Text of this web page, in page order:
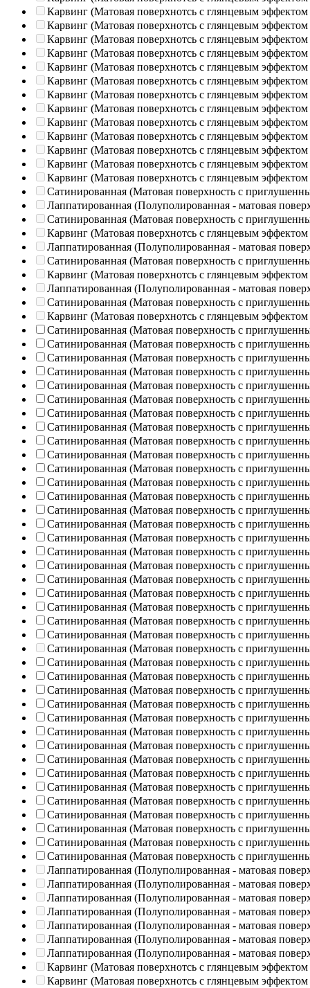
Карвинг (Матовая поверхнотсь с глянцевым эффектом
Карвинг (Матовая поверхнотсь с глянцевым эффектом
Карвинг (Матовая поверхнотсь с глянцевым эффектом
Карвинг (Матовая поверхнотсь с глянцевым эффектом
Карвинг (Матовая поверхнотсь с глянцевым эффектом
Карвинг (Матовая поверхнотсь с глянцевым эффектом
Карвинг (Матовая поверхнотсь с глянцевым эффектом
Карвинг (Матовая поверхнотсь с глянцевым эффектом
Карвинг (Матовая поверхнотсь с глянцевым эффектом
Карвинг (Матовая поверхнотсь с глянцевым эффектом
Карвинг (Матовая поверхнотсь с глянцевым эффектом
Карвинг (Матовая поверхнотсь с глянцевым эффектом
Карвинг (Матовая поверхнотсь с глянцевым эффектом
Сатинированная (Матовая поверхность с
Лаппатированная (Полуполированная - матовая
Сатинированная (Матовая поверхность с
Карвинг (Матовая поверхнотсь с глянцевым эффектом
Лаппатированная (Полуполированная - матовая
Сатинированная (Матовая поверхность с
Карвинг (Матовая поверхнотсь с глянцевым эффектом
Лаппатированная (Полуполированная - матовая
Сатинированная (Матовая поверхность с
Карвинг (Матовая поверхнотсь с глянцевым эффектом
Сатинированная (Матовая поверхность с
Сатинированная (Матовая поверхность с
Сатинированная (Матовая поверхность с
Сатинированная (Матовая поверхность с
Сатинированная (Матовая поверхность с
Сатинированная (Матовая поверхность с
Сатинированная (Матовая поверхность с
Сатинированная (Матовая поверхность с
Сатинированная (Матовая поверхность с
Сатинированная (Матовая поверхность с
Сатинированная (Матовая поверхность с
Сатинированная (Матовая поверхность с
Сатинированная (Матовая поверхность с
Сатинированная (Матовая поверхность с
Сатинированная (Матовая поверхность с
Сатинированная (Матовая поверхность с
Сатинированная (Матовая поверхность с
Сатинированная (Матовая поверхность с
Сатинированная (Матовая поверхность с
Сатинированная (Матовая поверхность с
Сатинированная (Матовая поверхность с
Сатинированная (Матовая поверхность с
Сатинированная (Матовая поверхность с
Сатинированная (Матовая поверхность с
Сатинированная (Матовая поверхность с
Сатинированная (Матовая поверхность с
Сатинированная (Матовая поверхность с
Сатинированная (Матовая поверхность с
Сатинированная (Матовая поверхность с
Сатинированная (Матовая поверхность с
Сатинированная (Матовая поверхность с
Сатинированная (Матовая поверхность с
Сатинированная (Матовая поверхность с
Сатинированная (Матовая поверхность с
Сатинированная (Матовая поверхность с
Сатинированная (Матовая поверхность с
Сатинированная (Матовая поверхность с
Сатинированная (Матовая поверхность с
Сатинированная (Матовая поверхность с
Лаппатированная (Полуполированная - матовая
Лаппатированная (Полуполированная - матовая
Лаппатированная (Полуполированная - матовая
Лаппатированная (Полуполированная - матовая
Лаппатированная (Полуполированная - матовая
Лаппатированная (Полуполированная - матовая
Лаппатированная (Полуполированная - матовая
Карвинг (Матовая поверхнотсь с глянцевым эффектом
Карвинг (Матовая поверхнотсь с глянцевым эффектом